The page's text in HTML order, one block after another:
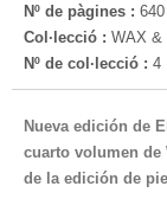
Nº de pàgines : 640
Col·lecció : WAX &
Nº de col·lecció : 4
Nueva edición de
cuarto volumen de
de la edición de